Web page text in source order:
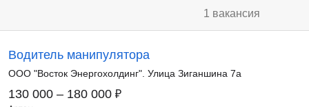
1 вакансия
Водитель манипулятора
ООО "Восток Энергохолдинг". Улица Зиганшина 7а
130 000 – 180 000 ₽